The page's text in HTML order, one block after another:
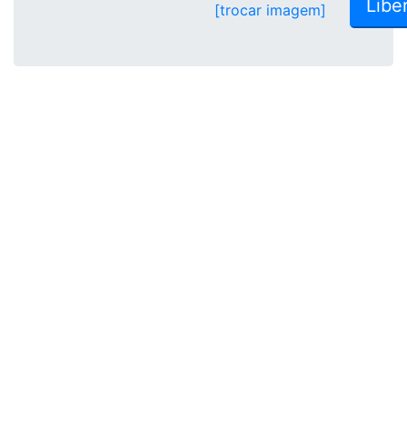
[trocar imagem]